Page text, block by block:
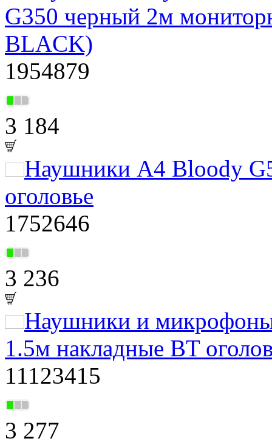
G350 черный 2м
BLACK)
1954879
3 184
Наушники A4 Bloody
оголовье
1752646
3 236
Наушники и
1.5м накладные BT
11123415
3 277